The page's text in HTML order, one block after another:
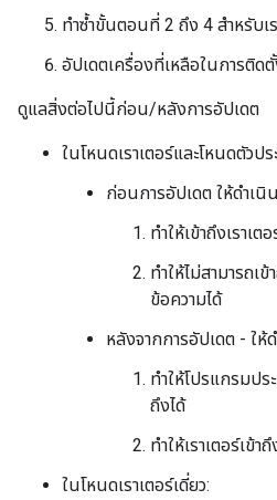
ทำซ้ำขั้นตอนที่ 2 ถึง 4 สำหรับเ
อัปเดตเครื่องที่เหลือในการติด
ดูแลสิ่งต่อไปนี้ก่อน/หลังการอัปเดต
ในโหนดเราเตอร์และโหนดตัว
ก่อนการอัปเดต ให้ดำเนิ
ทำให้เข้าถึงเราเตอ
ทำให้ไม่สามารถเ
ข้อความได้
หลังจากการอัปเดต - ให้
ทำให้โปรแกรมปร
ถึงได้
ทำให้เราเตอร์เข้าถึ
ในโหนดเราเตอร์เดี่ยว: